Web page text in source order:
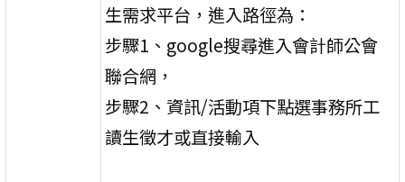
生需求平台，進入路徑為：
步驟1、google搜尋進入會計師公會
聯合網，
步驟2、資訊/活動項下點選事務所工
讀生徵才或直接輸入